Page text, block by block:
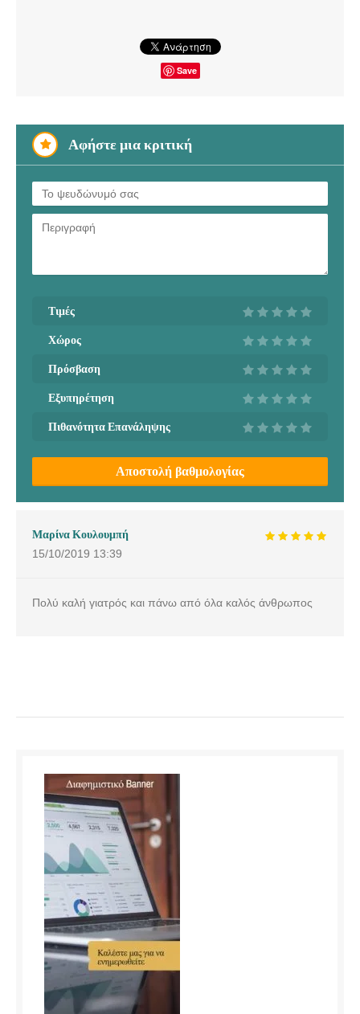
Save
Αφήστε μια κριτική
Τιμές
Χώρος
Πρόσβαση
Εξυπηρέτηση
Πιθανότητα Επανάληψης
Αποστολή βαθμολογίας
Μαρίνα Κουλουμπή
15/10/2019 13:39
Πολύ καλή γιατρός και πάνω από όλα καλός άνθρωπος